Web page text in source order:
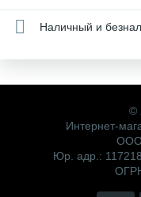
Наличный и
©
Интернет-
ООО
Юр. адр.: